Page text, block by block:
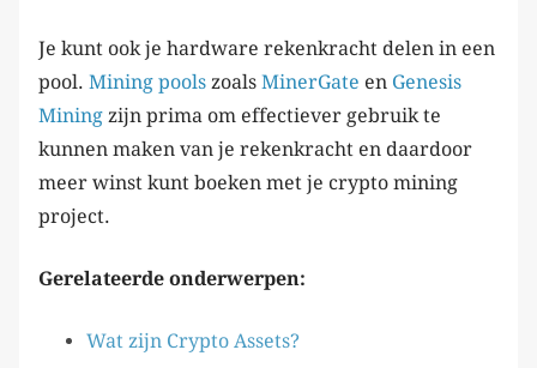
Je kunt ook je hardware rekenkracht delen in een
pool. Mining pools zoals MinerGate en Genesis
Mining zijn prima om effectiever gebruik te
kunnen maken van je rekenkracht en daardoor
meer winst kunt boeken met je crypto mining
project.
Gerelateerde onderwerpen:
Wat zijn Crypto Assets?